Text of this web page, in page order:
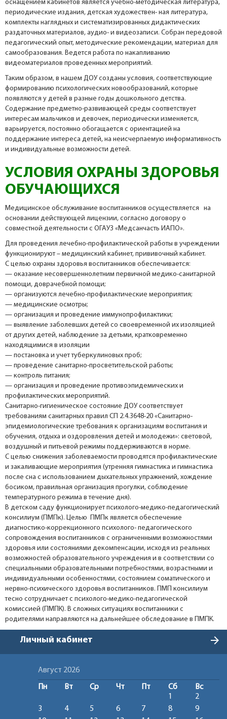
оснащением кабинетов является учебно-методическая литература,
периодические издания, детская художествен- ная литература,
комплекты наглядных и систематизированных дидактических
раздаточных материалов, аудио- и видеозаписи. Собран передовой
педагогический опыт, методические рекомендации, материал для
самообразования. Ведется работа по накапливанию
видеоматериалов проведенных мероприятий.
Таким образом, в нашем ДОУ созданы условия, соответствующие
формированию психологических новообразований, которые
появляются у детей в разные годы дошкольного детства.
Содержание предметно-развивающей среды соответствует
интересам мальчиков и девочек, периодически изменяется,
варьируется, постоянно обогащается с ориентацией на
поддержание интереса детей, на неисчерпаемую информативность
и индивидуальные возможности детей.
УСЛОВИЯ ОХРАНЫ ЗДОРОВЬЯ
ОБУЧАЮЩИХСЯ
Медицинское обслуживание воспитанников осуществляется на
основании действующей лицензии, согласно договору о
совместной деятельности с ОГАУЗ «Медсанчасть ИАПО».
Для проведения лечебно-профилактической работы в учреждении
функционируют – медицинский кабинет, прививочный кабинет.
С целью охраны здоровья воспитанников обеспечивается:
— оказание несовершеннолетним первичной медико-санитарной
помощи, доврачебной помощи;
— организуются лечебно-профилактические мероприятия;
— медицинские осмотры;
— организация и проведение иммунопрофилактики;
— выявление заболевших детей со своевременной их изоляцией
от других детей, наблюдение за детьми, кратковременно
находящимися в изоляции
— постановка и учет туберкулиновых проб;
— проведение санитарно-просветительской работы;
— контроль питания;
— организация и проведение противоэпидемических и
профилактических мероприятий.
Санитарно-гигиеническое состояние ДОУ соответствует
требованиям санитарных правил СП 2.4.3648-20 «Санитарно-
эпидемиологические требования к организациям воспитания и
обучения, отдыха и оздоровления детей и молодежи»: световой,
воздушный и питьевой режимы поддерживаются в норме.
С целью снижения заболеваемости проводятся профилактические
и закаливающие мероприятия (утренняя гимнастика и гимнастика
после сна с использованием дыхательных упражнений, хождение
босиком, правильная организация прогулки, соблюдение
температурного режима в течение дня).
В детском саду функционирует психолого-медико-педагогический
консилиум (ПМПк). Целью ПМПк является обеспечение
диагностико-коррекционного психолого- педагогического
сопровождения воспитанников с ограниченными возможностями
здоровья или состояниями декомпенсации, исходя из реальных
возможностей образовательного учреждения и в соответствии со
специальными образовательными потребностями, возрастными и
индивидуальными особенностями, состоянием соматического и
нервно-психического здоровья воспитанников. ПМП консилиум
тесно сотрудничает с психолого-медико-педагогической
комиссией (ПМПК). В сложных ситуациях воспитанники с
родителями направляются на дальнейшее обследование в ПМПК.
Личный кабинет arrow_forward
Август 2026
Пн Вт Ср Чт Пт Сб
Вс
1
2
3
4 5 6 7 8
9